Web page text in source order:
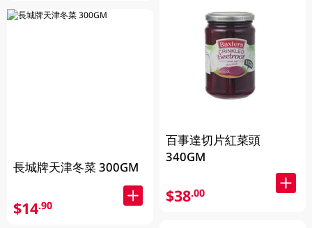
長城牌天津冬菜 300GM
$14.90
百事達切片紅菜頭
340GM
$38.00